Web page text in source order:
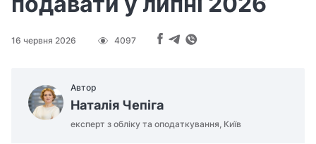
16 червня 2026 4097
Автор
Наталія Чепіга
експерт з обліку та оподаткування, Київ